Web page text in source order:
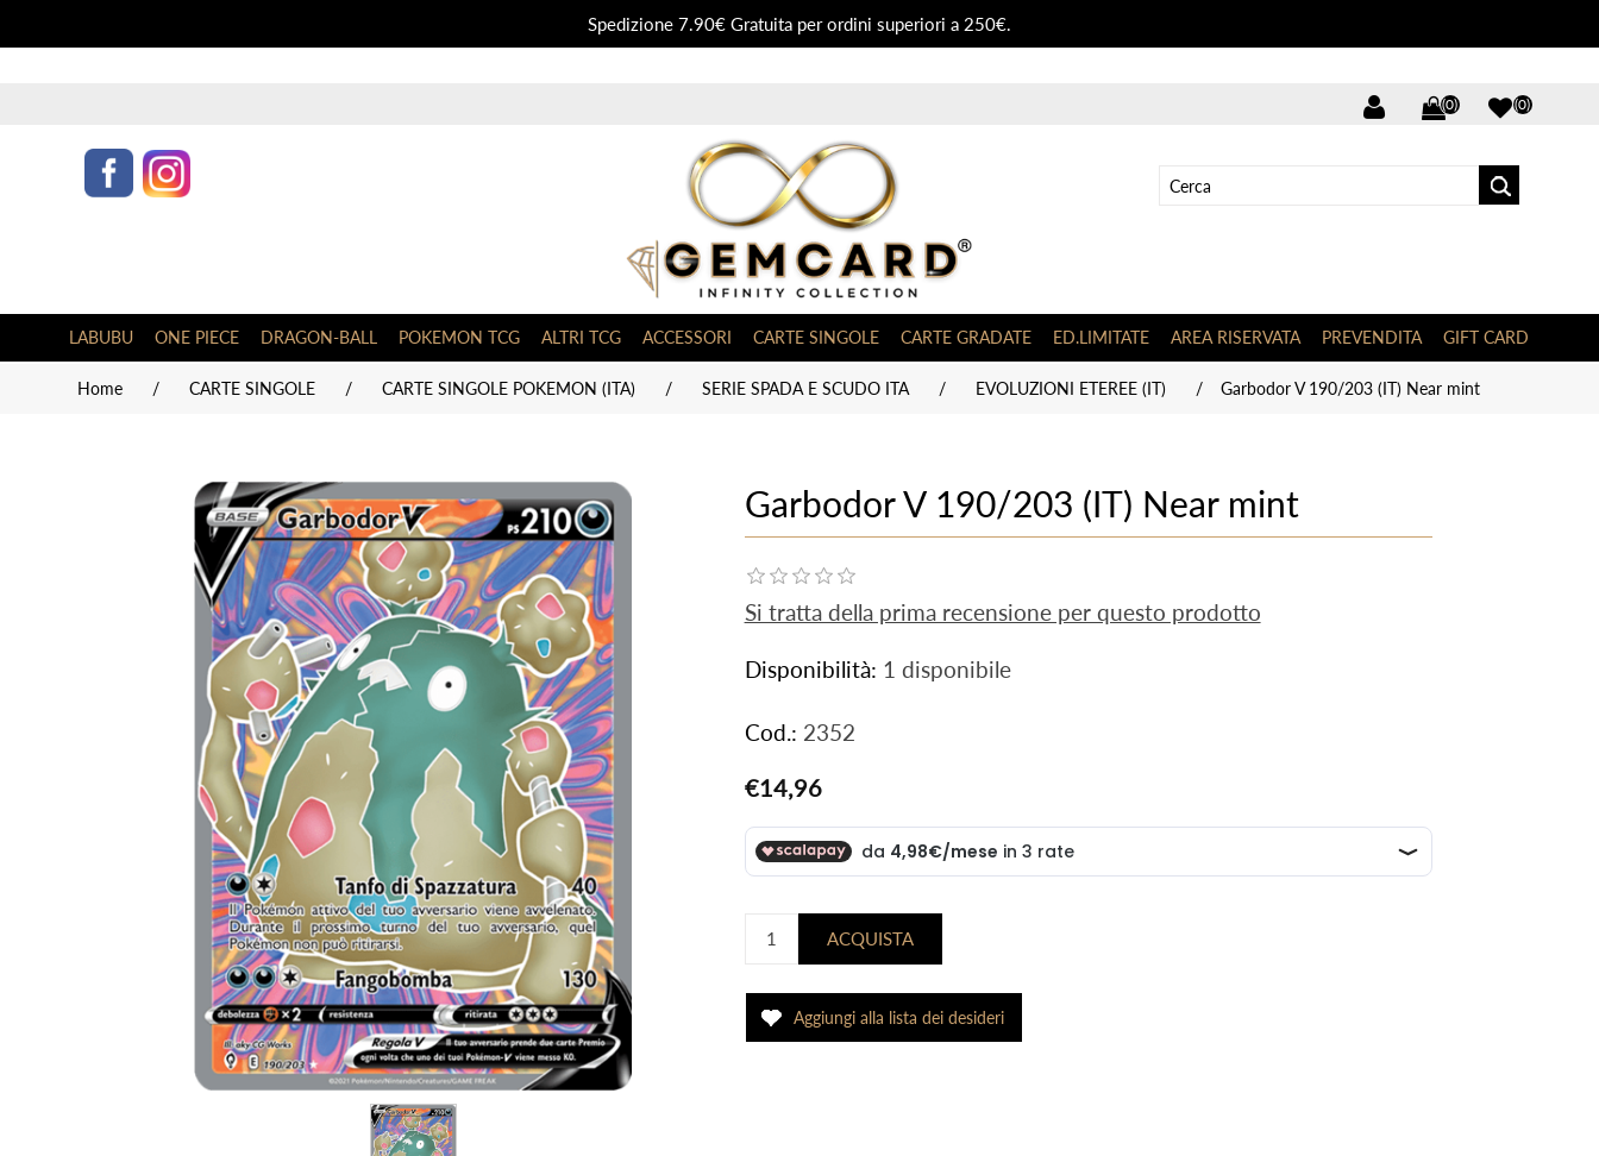
Spedizione 7.90€ Gratuita per ordini superiori a 250€.
(0) (0)
LABUBU ONE PIECE DRAGON-BALL POKEMON TCG ALTRI TCG ACCESSORI CARTE SINGOLE CARTE GRADATE ED.LIMITATE AREA RISERVATA PREVENDITA GIFT CARD
Home / CARTE SINGOLE / CARTE SINGOLE POKEMON (ITA) / SERIE SPADA E SCUDO ITA / EVOLUZIONI ETEREE (IT) / Garbodor V 190/203 (IT) Near mint
Garbodor V 190/203 (IT) Near mint
Si tratta della prima recensione per questo prodotto
Disponibilità: 1 disponibile
Cod.: 2352
€14,96